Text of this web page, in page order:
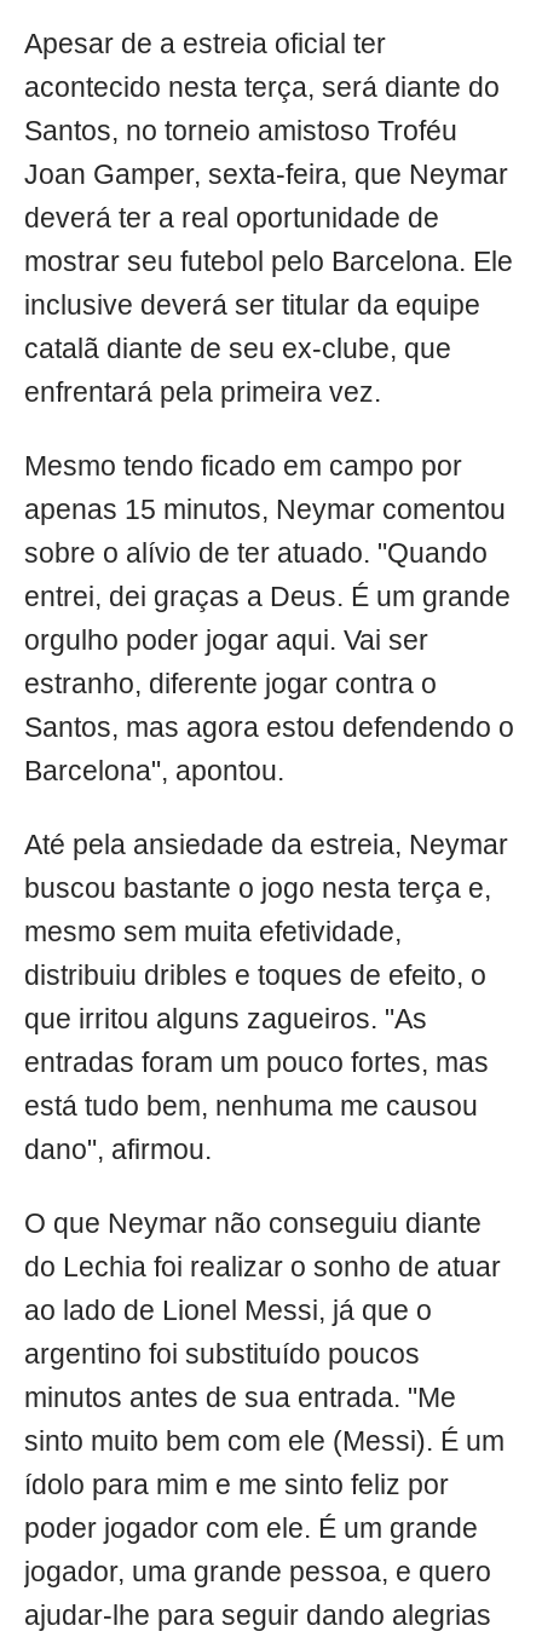
Apesar de a estreia oficial ter
acontecido nesta terça, será diante do
Santos, no torneio amistoso Troféu
Joan Gamper, sexta-feira, que Neymar
deverá ter a real oportunidade de
mostrar seu futebol pelo Barcelona. Ele
inclusive deverá ser titular da equipe
catalã diante de seu ex-clube, que
enfrentará pela primeira vez.
Mesmo tendo ficado em campo por
apenas 15 minutos, Neymar comentou
sobre o alívio de ter atuado. "Quando
entrei, dei graças a Deus. É um grande
orgulho poder jogar aqui. Vai ser
estranho, diferente jogar contra o
Santos, mas agora estou defendendo o
Barcelona", apontou.
Até pela ansiedade da estreia, Neymar
buscou bastante o jogo nesta terça e,
mesmo sem muita efetividade,
distribuiu dribles e toques de efeito, o
que irritou alguns zagueiros. "As
entradas foram um pouco fortes, mas
está tudo bem, nenhuma me causou
dano", afirmou.
O que Neymar não conseguiu diante
do Lechia foi realizar o sonho de atuar
ao lado de Lionel Messi, já que o
argentino foi substituído poucos
minutos antes de sua entrada. "Me
sinto muito bem com ele (Messi). É um
ídolo para mim e me sinto feliz por
poder jogador com ele. É um grande
jogador, uma grande pessoa, e quero
ajudar-lhe para seguir dando alegrias